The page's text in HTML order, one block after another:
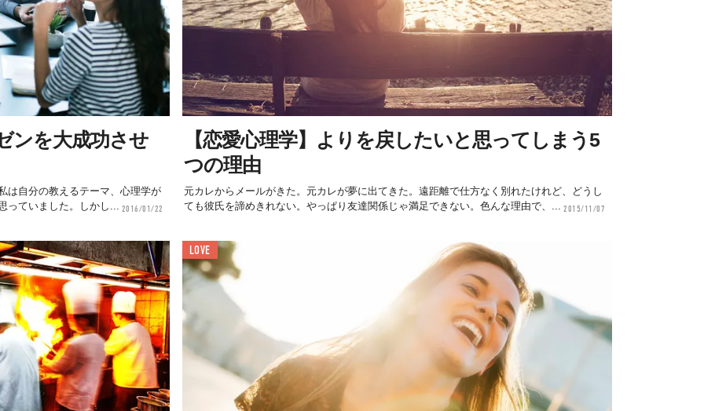
ンを大成功させ
は自分の教えるテーマ、心理学が
ていました。しかし...
2016/01/22
【恋愛心理学】よりを戻したいと思ってしまう5
つの理由
元カレからメールがきた。元カレが夢に出てきた。遠距離で仕方なく別れたけれど、どうし
ても彼氏を諦めきれない。やっぱり友達関係じゃ満足できない。色んな理由で、...
2015/11/07
LOVE